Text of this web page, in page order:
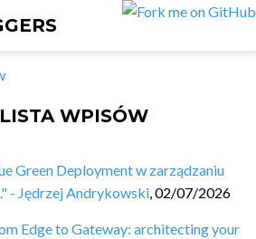
WPISÓW
Green Deployment w zarządzaniu
- Jędrzej Andrykowski,02/07/2026
Edge to Gateway: architecting your